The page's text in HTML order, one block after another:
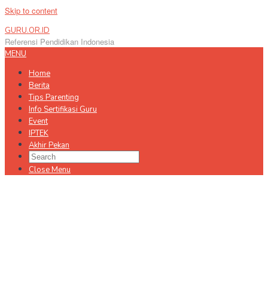
Skip to content
GURU.OR.ID
Referensi Pendidikan Indonesia
MENU
Home
Berita
Tips Parenting
Info Sertifikasi Guru
Event
IPTEK
Akhir Pekan
Close Menu